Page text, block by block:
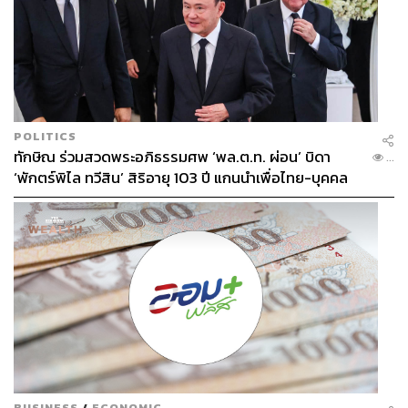
POLITICS
ทักษิณ ร่วมสวดพระอภิธรรมศพ ‘พล.ต.ท. ผ่อน’ บิดา
‘พักตร์พิไล ทวีสิน’ สิริอายุ 103 ปี แกนนำเพื่อไทย-บุคคล
หลากวงการร่วมอาลัย
...